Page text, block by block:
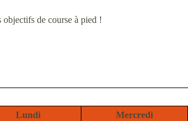
de course à pied !
Lundi Mercredi